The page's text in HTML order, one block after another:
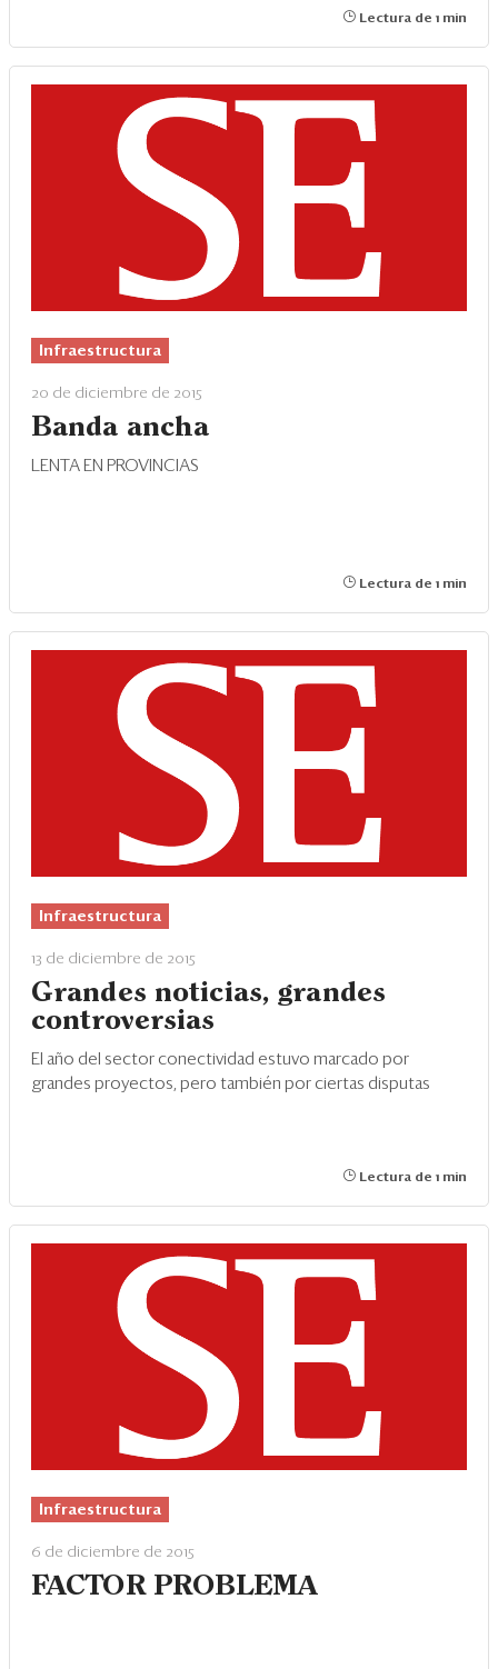
Lectura de 1 min
Infraestructura
20 de diciembre de 2015
Banda ancha
LENTA EN PROVINCIAS
Lectura de 1 min
Infraestructura
13 de diciembre de 2015
Grandes noticias, grandes
controversias
El año del sector conectividad estuvo marcado por
grandes proyectos, pero también por ciertas disputas
Lectura de 1 min
Infraestructura
6 de diciembre de 2015
FACTOR PROBLEMA